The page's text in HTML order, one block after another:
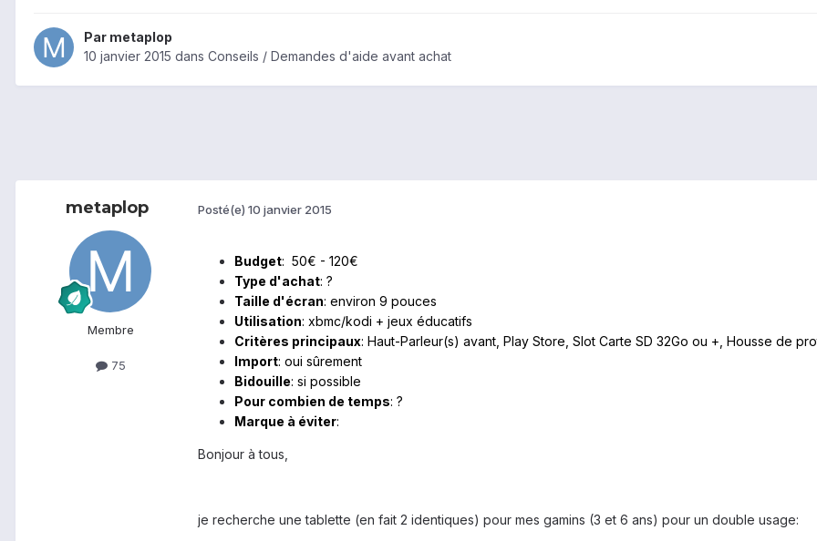
Par metaplop
10 janvier 2015 dans Conseils / Demandes d'aide avant achat
metaplop
Membre
75
Posté(e) 10 janvier 2015
Budget: 50€ - 120€
Type d'achat: ?
Taille d'écran: environ 9 pouces
Utilisation: xbmc/kodi + jeux éducatifs
Critères principaux: Haut-Parleur(s) avant, Play Store, Slot Carte SD 32Go ou +, Housse de
Import: oui sûrement
Bidouille: si possible
Pour combien de temps: ?
Marque à éviter:
Bonjour à tous,
je recherche une tablette (en fait 2 identiques) pour mes gamins (3 et 6 ans) pour un double usage: